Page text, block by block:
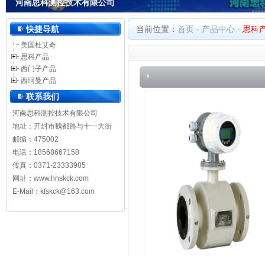
河南思科测控技术有限公司
河南思科测控技术有限公司
快捷导航
美国杜艾奇
思科产品
西门子产品
西珂曼产品
联系我们
河南思科测控技术有限公司
地址：开封市魏都路与十一大街
邮编：475002
电话：18568667158
传真：0371-23333985
网址： www.hnskck.com
E-Mail：kfskck@163.com
当前位置： 首页 - 产品中心 - 思科